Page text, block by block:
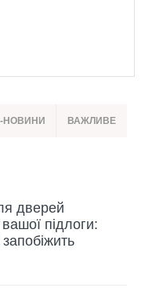
НОВИНИ ВАЖЛИВЕ
дверей
підлоги:
запобіжить